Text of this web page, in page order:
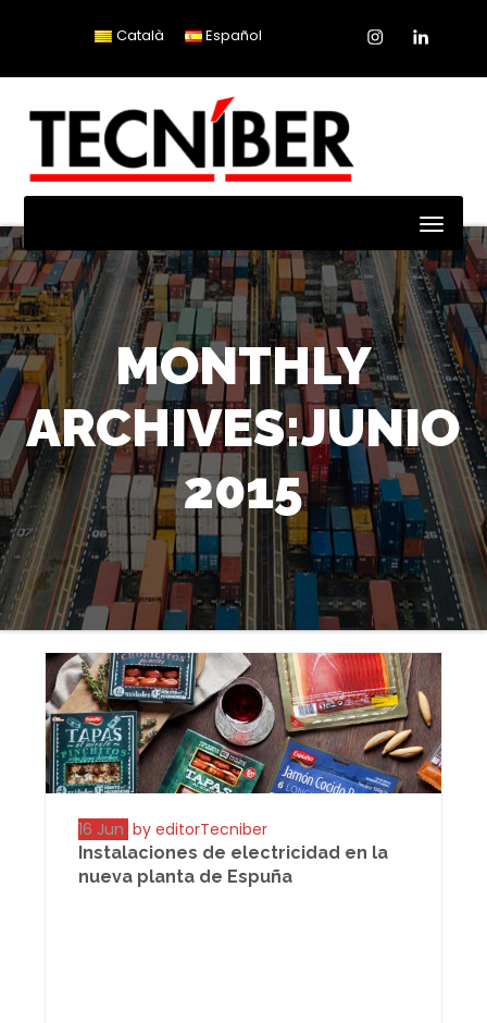
Català Español InstagramLinkedin
MONTHLY
ARCHIVES:JUNIO
2015
16 Jun by editorTecniber
Instalaciones de electricidad en la
nueva planta de Espuña